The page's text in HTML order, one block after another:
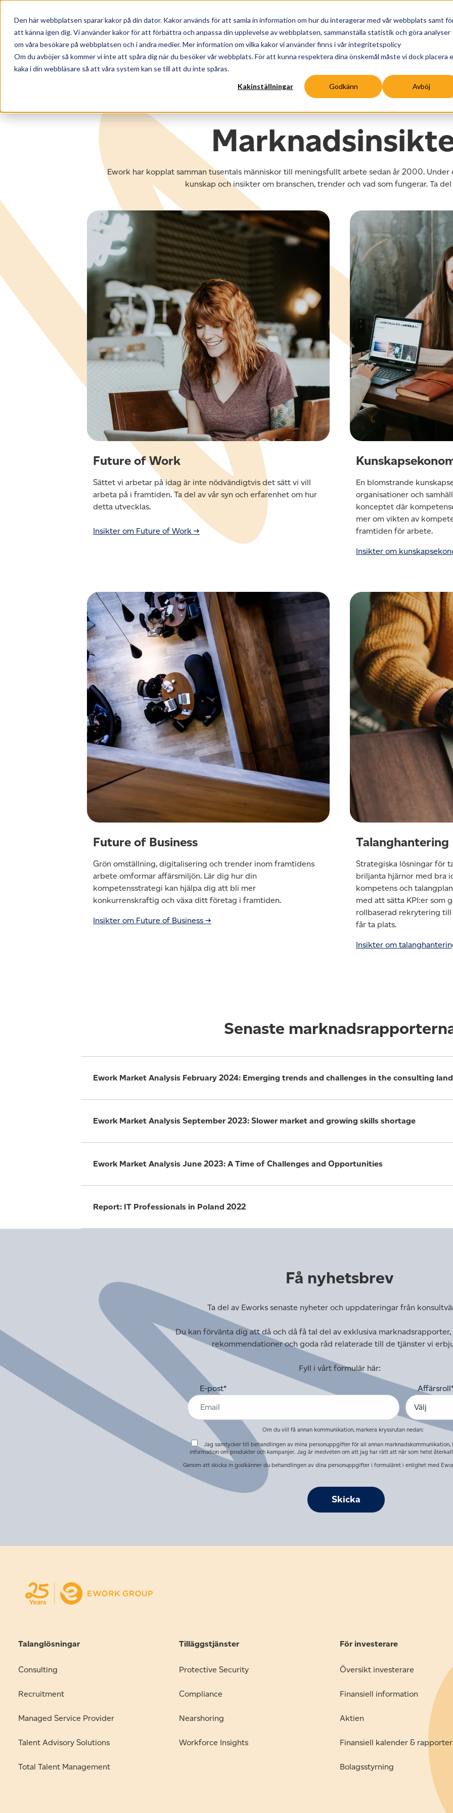
Den här webbplatsen sparar kakor på din dator. Kakor används för att samla in information om hur du interagerar med vår webbplats samt
att känna igen dig. Vi använder kakor för att förbättra och anpassa din upplevelse av webbplatsen, sammanställa statistik och göra analyser
om våra besökare på webbplatsen och i andra medier. Mer information om vilka kakor vi använder finns i vår integritetspolicy
Om du avböjer så kommer vi inte att spåra dig när du besöker vår webbplats. För att kunna respektera dina önskemål måste vi dock placera
kaka i din webbläsare så att våra system kan se till att du inte spåras.
Kakinställningar Godkänn Avböj
Meny Talanglösningar Hitta uppdrag Nyheter
← TILLBAKA TILL NYHETER & INSIKTER
Ework har kopplat samman tusentals människor till meningsfullt arbete sedan år 2000. Under
kunskap och insikter om branschen, trender och vad som fungerar. Ta del
Future of Work
Sättet vi arbetar på idag är inte nödvändigtvis det sätt vi vill
arbeta på i framtiden. Ta del av vår syn och erfarenhet om hur
detta utvecklas.
Insikter om Future of Work →
En blomstrande
organisationer och
konceptet där
mer om vikten av
framtiden för arbete.
Insikter om
Future of Business
Grön omställning, digitalisering och trender inom framtidens
arbete omformar affärsmiljön. Lär dig hur din
kompetensstrategi kan hjälpa dig att bli mer
konkurrenskraftig och växa ditt företag i framtiden.
Insikter om Future of Business →
Talanghantering
Strategiska lösningar för
briljanta hjärnor med bra
kompetens och
med att sätta KPI:er som
rollbaserad rekrytering
får ta plats.
Insikter om
Senaste
Ework Market Analysis February 2024: Emerging trends and challenges in the consulting
Ework Market Analysis September 2023: Slower market and growing skills shortage
Ework Market Analysis June 2023: A Time of Challenges and Opportunities
Report: IT Professionals in Poland 2022
Få nyhetsbrev
Ta del av Eworks senaste nyheter och uppdateringar från
Du kan förvänta dig att då och då få tal del av exklusiva marknadsrapporter,
rekommendationer och goda råd relaterade till de tjänster vi
Fyll i vårt formulär här:
E-post* Affärsroll
Om du vill få annan kommunikation, markera kryssrutan nedan:
Jag samtycker till behandlingen av mina personuppgifter för all annan marknadskommunikation,
information om produkter och kampanjer. Jag är medveten om att jag har rätt att när som helst
Genom att skicka in godkänner du behandlingen av dina personuppgifter i formuläret i enlighet med
Talanglösningar
Consulting
Recruitment
Managed Service Provider
Talent Advisory Solutions
Total Talent Management
Tilläggstjänster
Protective Security
Compliance
Nearshoring
Workforce Insights
För investerare
Översikt investerare
Finansiell information
Aktien
Finansiell kalender & rapporter
Bolagsstyrning